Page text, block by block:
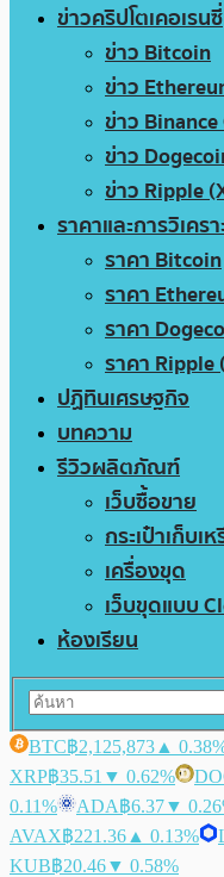
ข่าวคริปโตเคอเรนซี่
ข่าว Bitcoin
ข่าว
ข่าว
ข่าว
ข่าว Ripple
ราคาและการวิเคร
ราคา Bitcoin
ราคา
ราคา
ราคา Ripple
ปฏิทินเศรษฐกิจ
บทความ
รีวิวผลิตภัณฑ์
เว็บซื้อขาย
กระเป๋าเก็บเ
เครื่องขุด
เว็บขุดแบบ
ห้องเรียน
BTC฿2,125,873 ▲
XRP฿35.51 ▼ 0.62%
0.11%
ADA฿6.37▼
AVAX฿221.36 ▲ 0.13%
KUB฿20.46▼ 0.58%